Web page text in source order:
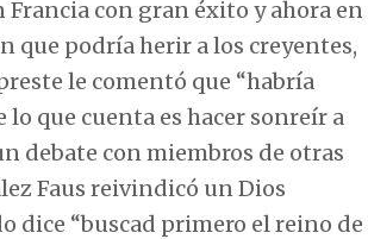
Francia con gran éxito y ahora en
que podría herir a los creyentes,
le comentó que “habría
que cuenta es hacer sonreír a
debate con miembros de otras
Faus reivindicó un Dios
dice “buscad primero el reino de